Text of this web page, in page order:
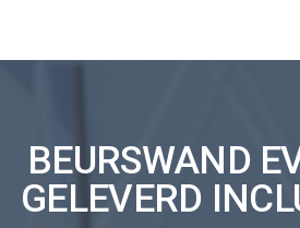
BEURSWAND
GELEVERD